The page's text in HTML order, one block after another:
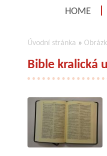
HOME
Úvodní stránka »
Bible kralická